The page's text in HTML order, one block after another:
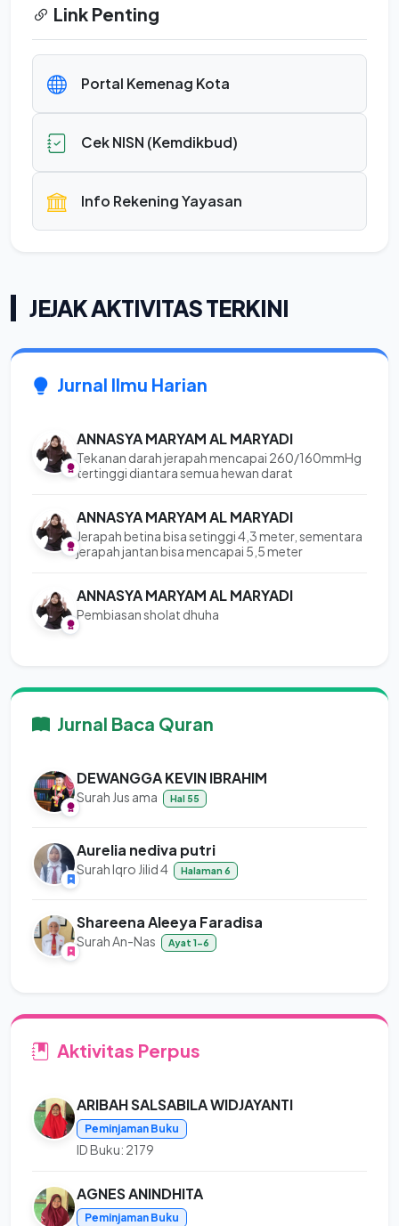
Link Penting
Portal Kemenag Kota
Cek NISN (Kemdikbud)
Info Rekening Yayasan
JEJAK AKTIVITAS TERKINI
Jurnal Ilmu Harian
ANNASYA MARYAM AL MARYADI
Tekanan darah jerapah mencapai 260/160mmHg
tertinggi diantara semua hewan darat
ANNASYA MARYAM AL MARYADI
Jerapah betina bisa setinggi 4,3 meter, sementara
jerapah jantan bisa mencapai 5,5 meter
ANNASYA MARYAM AL MARYADI
Pembiasan sholat dhuha
Jurnal Baca Quran
DEWANGGA KEVIN IBRAHIM
Surah Jus ama Hal 55
Aurelia nediva putri
Surah Iqro Jilid 4 Halaman 6
Shareena Aleeya Faradisa
Surah An-Nas Ayat 1-6
Aktivitas Perpus
ARIBAH SALSABILA WIDJAYANTI
Peminjaman Buku
ID Buku: 2179
AGNES ANINDHITA
Peminjaman Buku